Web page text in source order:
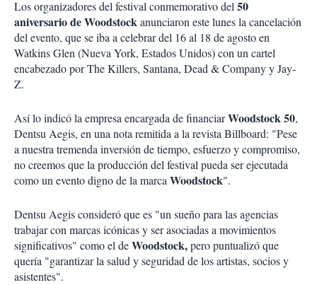
Los organizadores del festival conmemorativo del50
aniversario de Woodstockanunciaron este lunes la cancelación
del evento, que se iba a celebrar del 16 al 18 de agosto en
Watkins Glen (Nueva York, Estados Unidos) con un cartel
encabezado por The Killers, Santana, Dead & Company y Jay-
Z.
Así lo indicó la empresa encargada de financiarWoodstock 50,
Dentsu Aegis, en una nota remitida a la revista Billboard: "Pese
a nuestra tremenda inversión de tiempo, esfuerzo y compromiso,
no creemos que la producción del festival pueda ser ejecutada
como un evento digno de la marcaWoodstock".
Dentsu Aegis consideró que es "un sueño para las agencias
trabajar con marcas icónicas y ser asociadas a movimientos
significativos" como el deWoodstock,pero puntualizó que
quería "garantizar la salud y seguridad de los artistas, socios y
asistentes".